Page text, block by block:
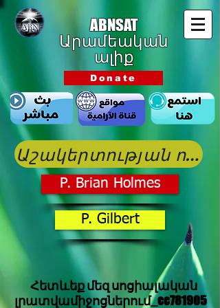
ABNSAT
Արամեական
ալիք
Donate
Աշակերտության
P. Brian Holmes
P. Gilbert
Հետևեք մեզ սոցիալական
լրատվամիջոցներում_cc781905